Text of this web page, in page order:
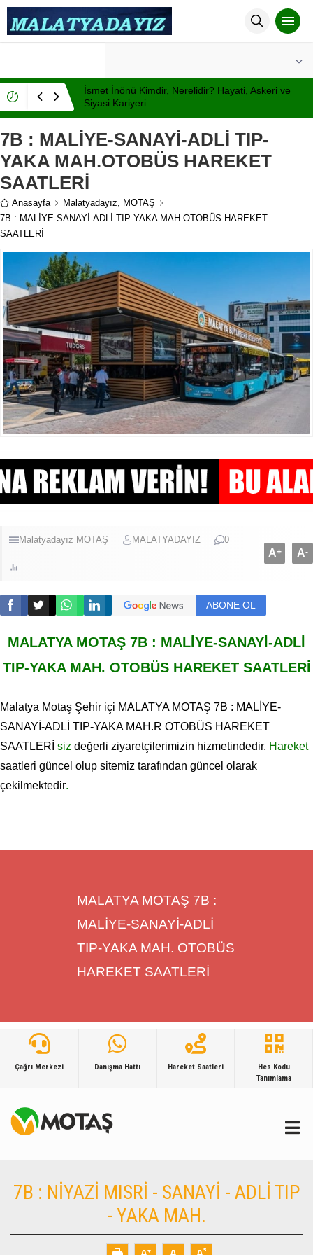
İsmet İnönü Kimdir, Nerelidir? Hayati, Askeri ve
Siyasi Kariyeri
7B : MALİYE-SANAYİ-ADLİ TIP-
YAKA MAH.OTOBÜS HAREKET
SAATLERİ
Anasayfa Malatyadayız
MOTAŞ
7B : MALİYE-SANAYİ-ADLİ TIP-YAKA MAH.OTOBÜS HAREKET
SAATLERİ
Malatyadayız MOTAŞ MALATYADAYIZ 0
A+ A-
ABONE OL
MALATYA MOTAŞ 7B : MALİYE-SANAYİ-ADLİ
TIP-YAKA MAH. OTOBÜS HAREKET SAATLERİ
Malatya Motaş Şehir içi MALATYA MOTAŞ 7B : MALİYE-
SANAYİ-ADLİ TIP-YAKA MAH.R OTOBÜS HAREKET
SAATLERİ siz değerli ziyaretçilerimizin hizmetindedir. Hareket
saatleri güncel olup sitemiz tarafından güncel olarak
çekilmektedir.
MALATYA MOTAŞ 7B :
MALİYE-SANAYİ-ADLİ
TIP-YAKA MAH. OTOBÜS
HAREKET SAATLERİ